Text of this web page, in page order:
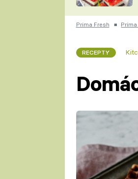
Prima Fresh ■
RECEPTY